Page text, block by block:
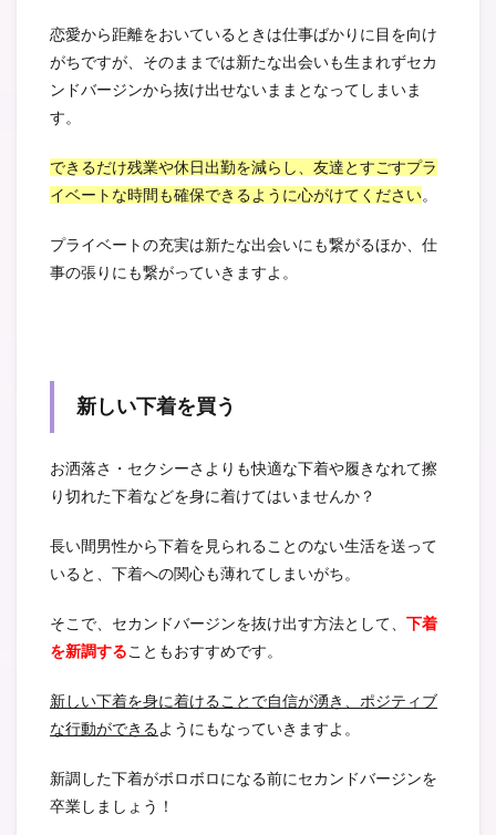
恋愛から距離をおいているときは仕事ばかりに目を向け
がちですが、そのままでは新たな出会いも生まれずセカ
ンドバージンから抜け出せないままとなってしまいま
す。
できるだけ残業や休日出勤を減らし、友達とすごすプラ
イベートな時間も確保できるように心がけてください。
プライベートの充実は新たな出会いにも繋がるほか、仕
事の張りにも繋がっていきますよ。
新しい下着を買う
お洒落さ・セクシーさよりも快適な下着や履きなれて擦
り切れた下着などを身に着けてはいませんか？
長い間男性から下着を見られることのない生活を送って
いると、下着への関心も薄れてしまいがち。
そこで、セカンドバージンを抜け出す方法として、 下着
を新調することもおすすめです。
新しい下着を身に着けることで自信が湧き、ポジティブ
な行動ができるようにもなっていきますよ。
新調した下着がボロボロになる前にセカンドバージンを
卒業しましょう！